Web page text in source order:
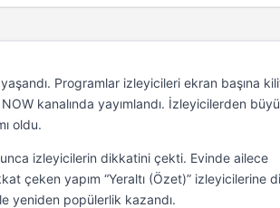
Programlar izleyicileri ekran başına
NOW kanalında yayımlandı. İzleyicilerden
oldu.
izleyicilerin dikkatini çekti. Evinde ailece
çeken yapım “Yeraltı (Özet)” izleyicilerine
yeniden popülerlik kazandı.